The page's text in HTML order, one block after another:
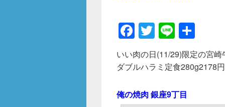
F
a
c
b
T
wi
tt
er
Li
n
e
有
いい肉の日(11/29)限定の宮
ダブルハラミ定食280g2178
俺の焼肉 銀座9丁目